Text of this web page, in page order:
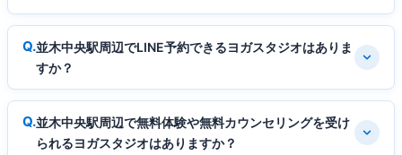
並木中央駅周辺でLINE予約できるヨガスタジオはありま
すか？
並木中央駅周辺で無料体験や無料カウンセリングを受け
られるヨガスタジオはありますか？